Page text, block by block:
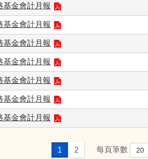
基金會計月報
基金會計月報
基金會計月報
基金會計月報
基金會計月報
基金會計月報
基金會計月報
1 2 每頁筆數